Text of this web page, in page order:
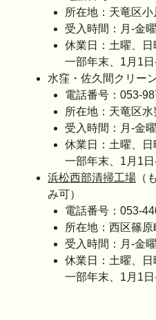
所在地：天竜区
受入時間：月-金
休業日：土曜、日
一部年末、1月1日
水窪・佐久間クリー
電話番号：053-
所在地：天竜区
受入時間：月-金
休業日：土曜、日
一部年末、1月1日
浜松西部清掃工場 （
み可）
電話番号：053-
所在地：西区篠
受入時間：月-金
休業日：土曜、日
一部年末、1月1日